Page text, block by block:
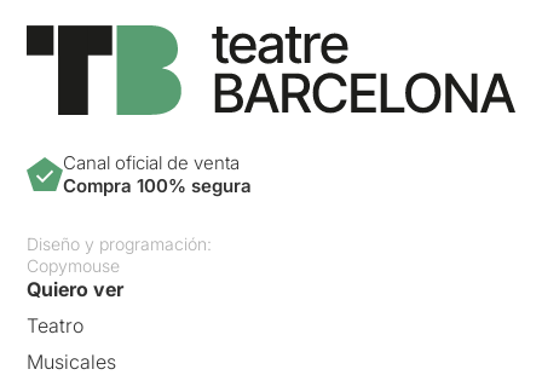
Canal oficial de venta
Compra 100% segura
Diseño y programación:
Copymouse
Quiero ver
Teatro
Musicales